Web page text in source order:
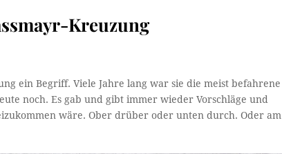
Kreuzung
ein Begriff. Viele Jahre lang war sie die meist befahrene
noch. Es gab und gibt immer wieder Vorschläge und
wäre. Ober drüber oder unten durch. Oder am